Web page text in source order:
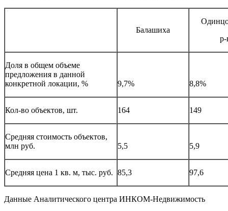
Балашиха
р-
Доля в общем объеме
предложения в данной
конкретной локации, %
9,7% 8,8%
Кол-во объектов, шт. 164 149
Средняя стоимость объектов,
млн руб.
5,5 5,9
Средняя цена 1 кв. м, тыс. руб. 85,3 97,6
Данные Аналитического центра ИНКОМ-Недвижимость